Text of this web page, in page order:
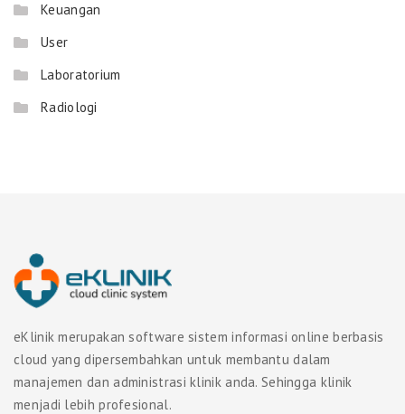
Keuangan
User
Laboratorium
Radiologi
eKlinik merupakan software sistem informasi online berbasis
cloud yang dipersembahkan untuk membantu dalam
manajemen dan administrasi klinik anda. Sehingga klinik
menjadi lebih profesional.